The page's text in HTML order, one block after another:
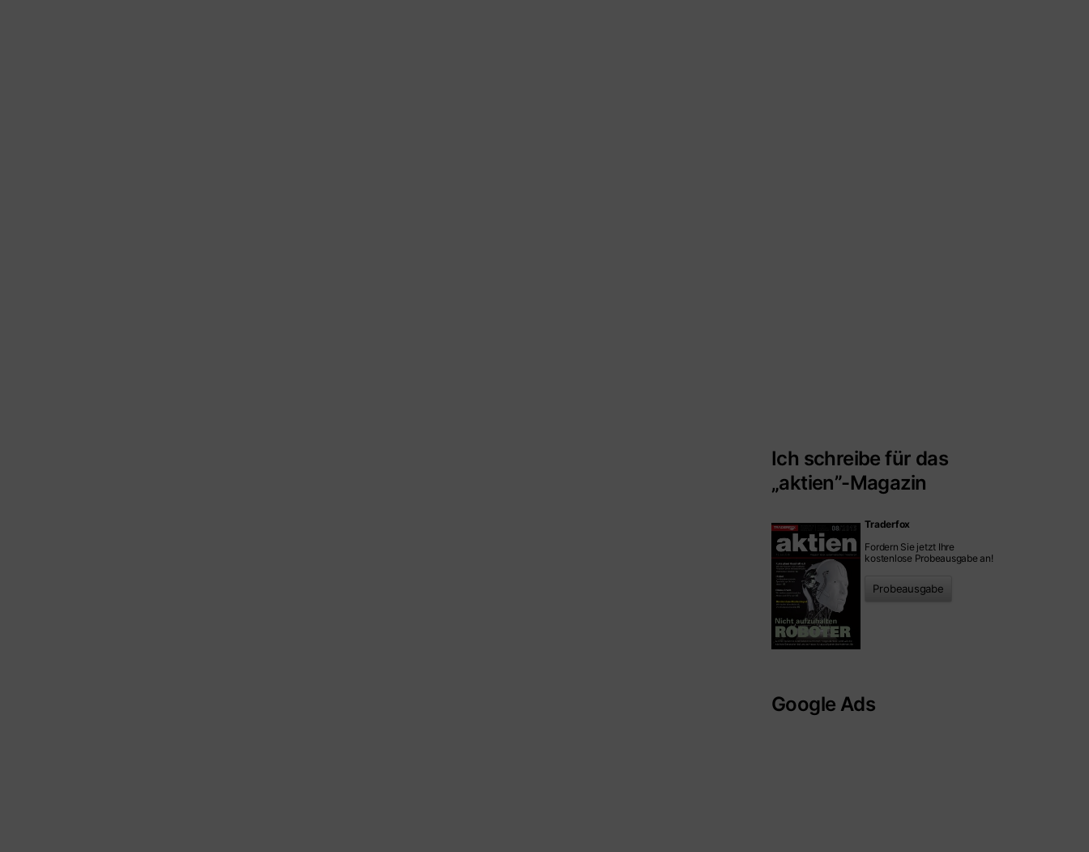
Ich schreibe für das
„aktien”-Magazin
Traderfox
Fordern Sie jetzt Ihre
kostenlose Probeausgabe an!
Probeausgabe
Google Ads